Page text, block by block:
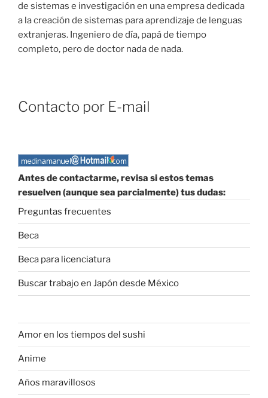
de sistemas e investigación en una empresa dedicada
a la creación de sistemas para aprendizaje de lenguas
extranjeras. Ingeniero de día, papá de tiempo
completo, pero de doctor nada de nada.
Contacto por E-mail
Antes de contactarme, revisa si estos temas
resuelven (aunque sea parcialmente) tus dudas:
Preguntas frecuentes
Beca
Beca para licenciatura
Buscar trabajo en Japón desde México
Amor en los tiempos del sushi
Anime
Años maravillosos